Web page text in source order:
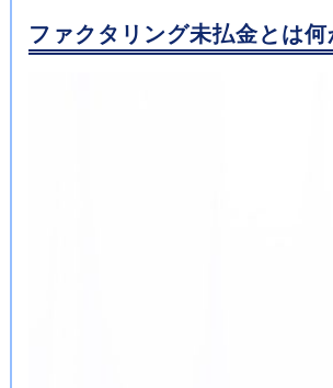
ファクタリング未払金とは何